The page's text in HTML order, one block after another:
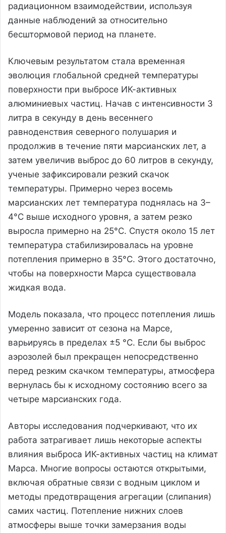
радиационном взаимодействии, используя
данные наблюдений за относительно
бесштормовой период на планете.
Ключевым результатом стала временная
эволюция глобальной средней температуры
поверхности при выбросе ИК-активных
алюминиевых частиц. Начав с интенсивности 3
литра в секунду в день весеннего
равноденствия северного полушария и
продолжив в течение пяти марсианских лет, а
затем увеличив выброс до 60 литров в секунду,
ученые зафиксировали резкий скачок
температуры. Примерно через восемь
марсианских лет температура поднялась на 3–
4°C выше исходного уровня, а затем резко
выросла примерно на 25°C. Спустя около 15 лет
температура стабилизировалась на уровне
потепления примерно в 35°C. Этого достаточно,
чтобы на поверхности Марса существовала
жидкая вода.
Модель показала, что процесс потепления лишь
умеренно зависит от сезона на Марсе,
варьируясь в пределах ±5 °C. Если бы выброс
аэрозолей был прекращен непосредственно
перед резким скачком температуры, атмосфера
вернулась бы к исходному состоянию всего за
четыре марсианских года.
Авторы исследования подчеркивают, что их
работа затрагивает лишь некоторые аспекты
влияния выброса ИК-активных частиц на климат
Марса. Многие вопросы остаются открытыми,
включая обратные связи с водным циклом и
методы предотвращения агрегации (слипания)
самих частиц. Потепление нижних слоев
атмосферы выше точки замерзания воды